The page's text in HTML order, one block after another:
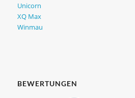
Unicorn
XQ Max
Winmau
BEWERTUNGEN